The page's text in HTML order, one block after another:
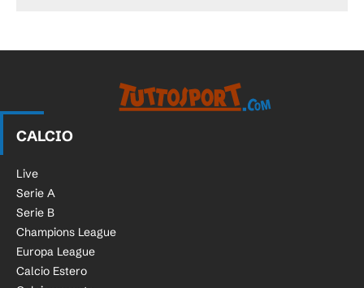
CALCIO
Live
Serie A
Serie B
Champions League
Europa League
Calcio Estero